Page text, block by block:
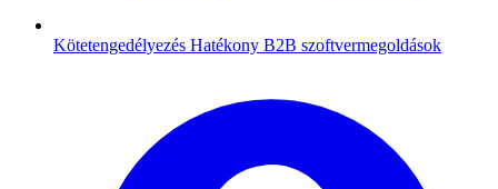
Kötetengedélyezés Hatékony B2B szoftvermegoldások